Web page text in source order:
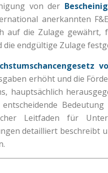
von der
anerkannten
auf die Zulage
endgültige Zulage
erhöht und die
hauptsächlich
Leitfaden für
detailliert beschreibt